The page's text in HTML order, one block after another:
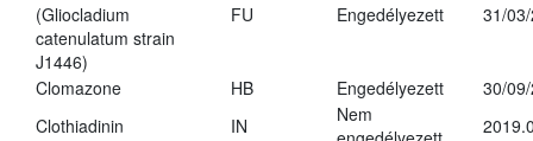
(Gliocladium
catenulatum strain
J1446)
FU Engedélyezett 31/
Clomazone HB Engedélyezett
30/
Clothiadinin
IN
Nem